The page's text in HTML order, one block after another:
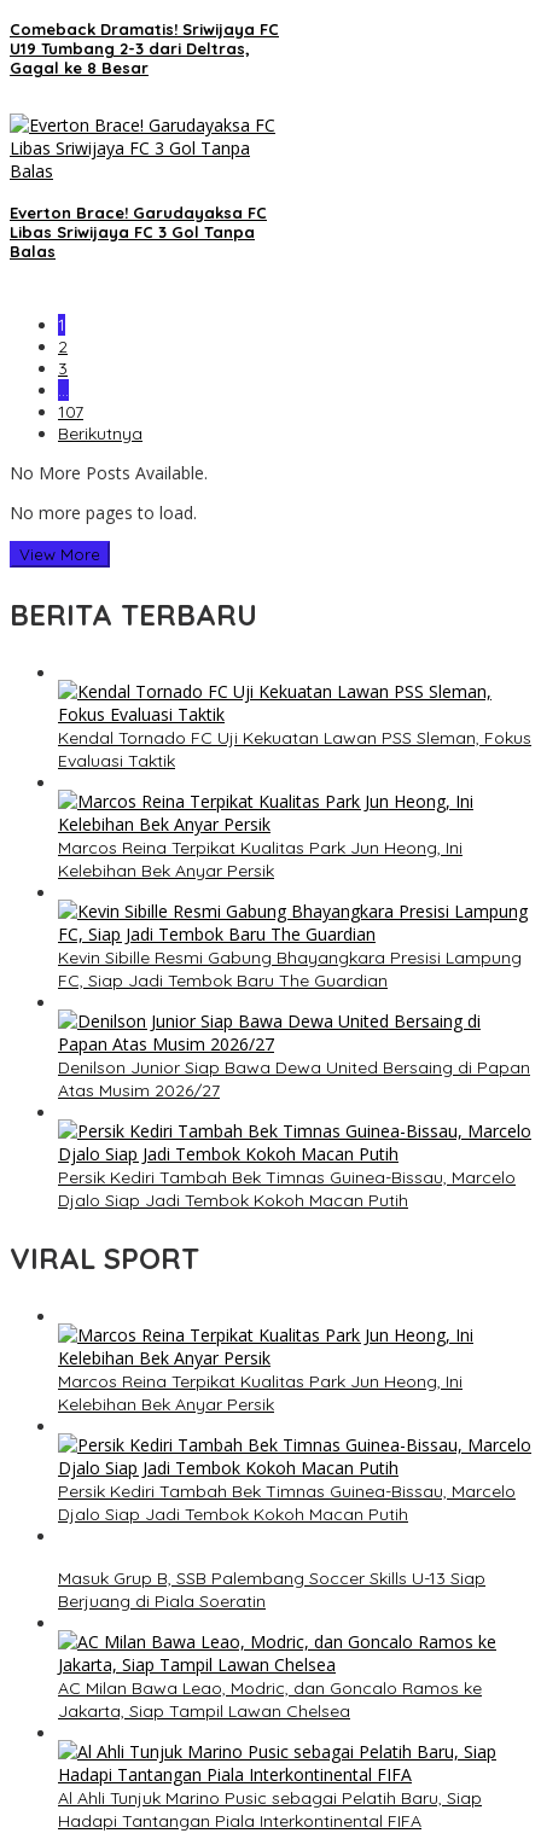
Comeback Dramatis! Sriwijaya FC
U19 Tumbang 2-3 dari Deltras,
Gagal ke 8 Besar
Everton Brace! Garudayaksa FC
Libas Sriwijaya FC 3 Gol Tanpa
Balas
1
2
3
…
107
Berikutnya
No More Posts Available.
No more pages to load.
View More
BERITA TERBARU
Kendal Tornado FC Uji Kekuatan Lawan PSS Sleman, Fokus
Evaluasi Taktik
Marcos Reina Terpikat Kualitas Park Jun Heong, Ini
Kelebihan Bek Anyar Persik
Kevin Sibille Resmi Gabung Bhayangkara Presisi Lampung
FC, Siap Jadi Tembok Baru The Guardian
Denilson Junior Siap Bawa Dewa United Bersaing di Papan
Atas Musim 2026/27
Persik Kediri Tambah Bek Timnas Guinea-Bissau, Marcelo
Djalo Siap Jadi Tembok Kokoh Macan Putih
VIRAL SPORT
Marcos Reina Terpikat Kualitas Park Jun Heong, Ini
Kelebihan Bek Anyar Persik
Persik Kediri Tambah Bek Timnas Guinea-Bissau, Marcelo
Djalo Siap Jadi Tembok Kokoh Macan Putih
Masuk Grup B, SSB Palembang Soccer Skills U-13 Siap
Berjuang di Piala Soeratin
AC Milan Bawa Leao, Modric, dan Goncalo Ramos ke
Jakarta, Siap Tampil Lawan Chelsea
Al Ahli Tunjuk Marino Pusic sebagai Pelatih Baru, Siap
Hadapi Tantangan Piala Interkontinental FIFA